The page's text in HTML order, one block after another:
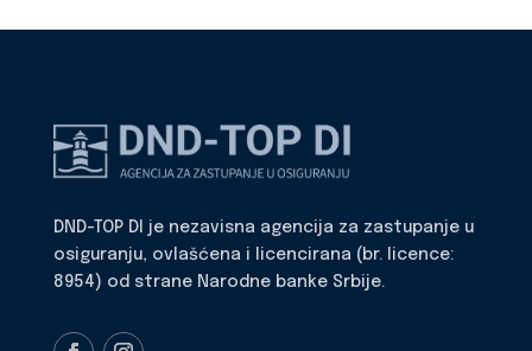
DND-TOP DI je nezavisna agencija za zastupanje u
osiguranju, ovlašćena i licencirana (br. licence:
8954) od strane Narodne banke Srbije.